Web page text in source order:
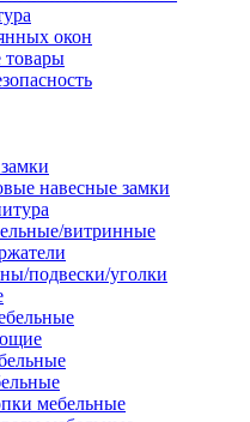
окон
навесные замки
витринные
подвески/уголки
мебельные